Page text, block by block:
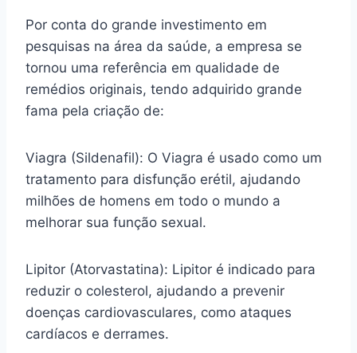
Por conta do grande investimento em
pesquisas na área da saúde, a empresa se
tornou uma referência em qualidade de
remédios originais, tendo adquirido grande
fama pela criação de:
Viagra (Sildenafil): O Viagra é usado como um
tratamento para disfunção erétil, ajudando
milhões de homens em todo o mundo a
melhorar sua função sexual.
Lipitor (Atorvastatina): Lipitor é indicado para
reduzir o colesterol, ajudando a prevenir
doenças cardiovasculares, como ataques
cardíacos e derrames.